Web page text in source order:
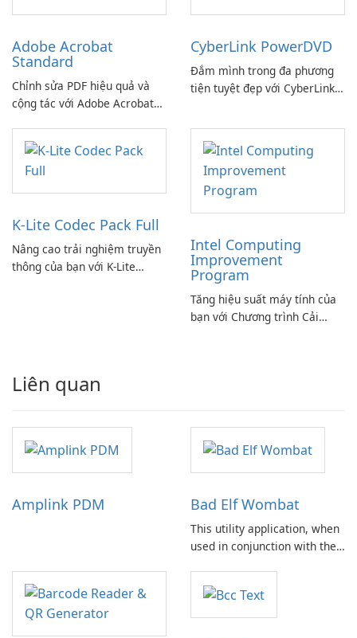
Adobe Acrobat
Standard
Chỉnh sửa PDF hiệu quả và
cộng tác với Adobe Acrobat
CyberLink PowerDVD
Đắm mình trong đa phương
tiện tuyệt đẹp với CyberLink
K-Lite Codec Pack Full
Nâng cao trải nghiệm truyền
thông của bạn với K-Lite
Intel Computing
Improvement
Program
Tăng hiệu suất máy tính của
bạn với Chương trình Cải
Liên quan
Amplink PDM Bad Elf Wombat
This utility application, when
used in conjunction with the
seamless download of
aviation databases from